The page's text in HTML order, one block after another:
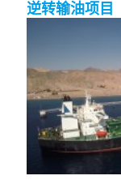
逆转输油项目